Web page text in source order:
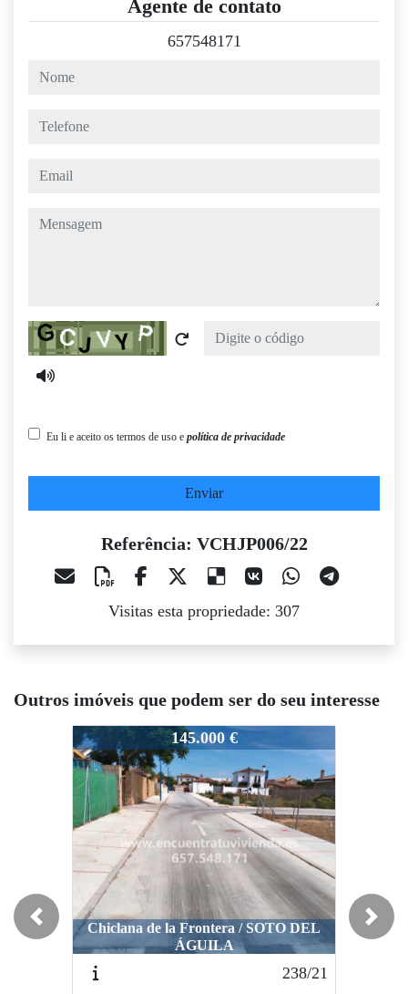
Agente de contato
657548171
nome
telefone
email
mensagem
Captcha
Eu li e aceito os termos de uso e política de privacidade
Enviar
Referência: VCHJP006/22
Visitas esta propriedade: 307
Outros imóveis que podem ser do seu interesse
VCHJP006/22145.000 €
Chiclana de la Frontera / SOTO DEL
ÁGUILA
238/21
VCHJP006/22140.000 €
Chiclana de la Frontera / SOTO DEL
ÁGUILA
Previous Next